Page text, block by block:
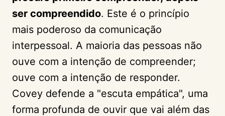
ser compreendido. Este é o princípio
mais poderoso da comunicação
interpessoal. A maioria das pessoas não
ouve com a intenção de compreender;
ouve com a intenção de responder.
Covey defende a "escuta empática", uma
forma profunda de ouvir que vai além das